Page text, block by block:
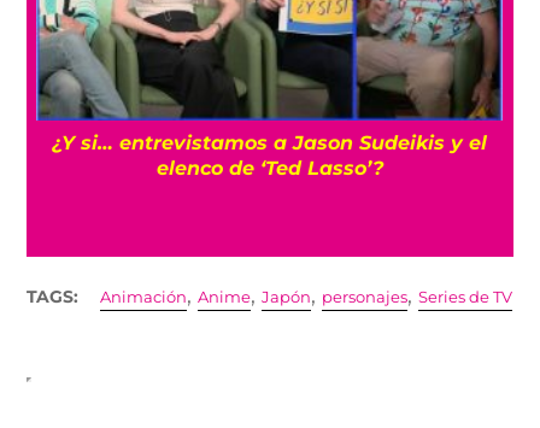
¿Y si… entrevistamos a Jason Sudeikis y el
elenco de ‘Ted Lasso’?
TAGS: Animación,Anime,Japón, personajes,Series de TV